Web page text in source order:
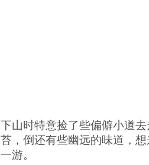
下山时特意捡了些偏僻小道
苔，倒还有些幽远的味道，
一游。